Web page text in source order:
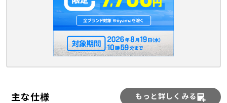
主な仕様 もっと詳しくみる